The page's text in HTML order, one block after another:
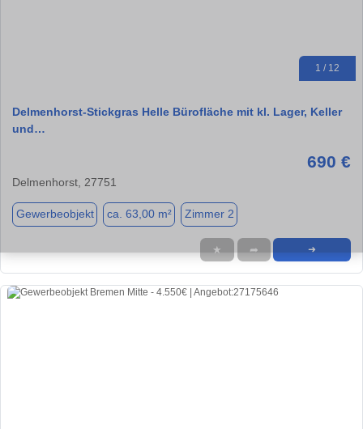
1 / 12
Delmenhorst-Stickgras Helle Bürofläche mit kl. Lager, Keller
und…
690 €
Delmenhorst, 27751
Gewerbeobjekt ca. 63,00 m² Zimmer 2
★ ➦ ➜